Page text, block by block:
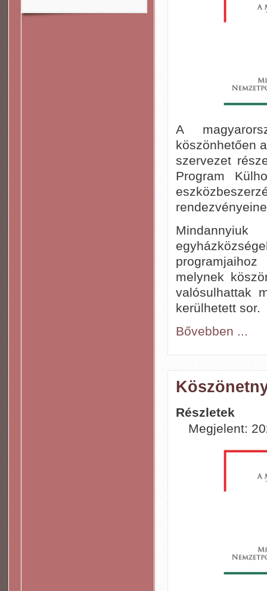
A
köszönhetően
szervezet
Program
melynek
valósulhattak
kerülhetett sor.
Bővebben ...
Részletek
Megjelent: